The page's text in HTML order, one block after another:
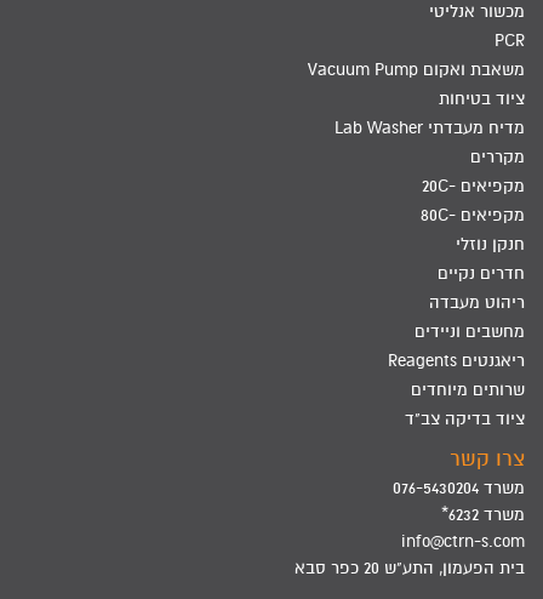
מכשור אנליטי
PCR
משאבת ואקום Vacuum Pump
ציוד בטיחות
מדיח מעבדתי Lab Washer
מקררים
מקפיאים -20C
מקפיאים -80C
חנקן נוזלי
חדרים נקיים
ריהוט מעבדה
מחשבים וניידים
ריאגנטים Reagents
שרותים מיוחדים
ציוד בדיקה צב"ד
צרו קשר
משרד 076-5430204
משרד 6232*
info@ctrn-s.com
בית הפעמון, התע"ש 20 כפר סבא